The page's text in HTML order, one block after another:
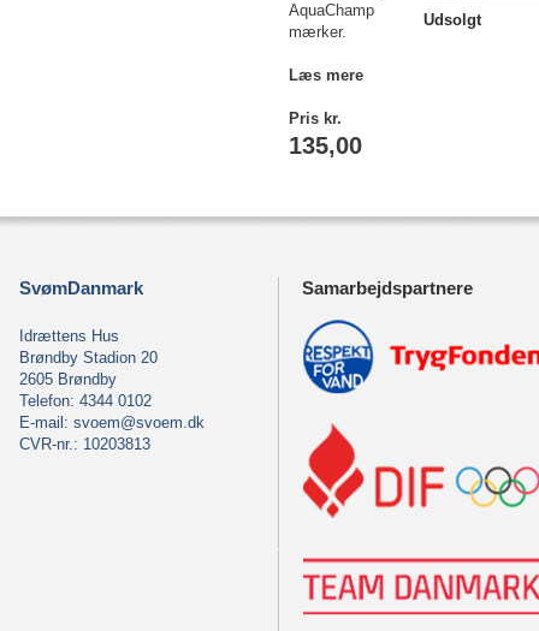
AquaChamp
mærker.
Læs mere
Pris kr.
135,00
Udsolgt
SvømDanmark
Idrættens Hus
Brøndby Stadion 20
2605 Brøndby
Telefon: 4344 0102
E-mail: svoem@svoem.dk
CVR-nr.: 10203813
Samarbejdspartnere